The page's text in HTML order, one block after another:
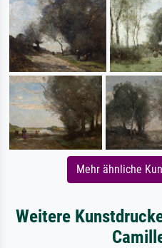
Mehr ähnliche
Weitere